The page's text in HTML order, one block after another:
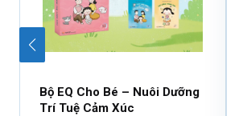
Bộ EQ Cho Bé – Nuôi Dưỡng
Trí Tuệ Cảm Xúc